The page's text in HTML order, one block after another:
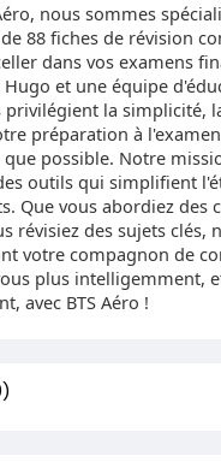
nous sommes
88 fiches de révision
dans vos examens
Hugo et une équipe
privilégient la simplicité,
préparation à
possible. Notre
outils qui simplifient
Que vous abordiez des
révisiez des sujets clés,
votre compagnon de
plus intelligemment,
avec BTS Aéro !